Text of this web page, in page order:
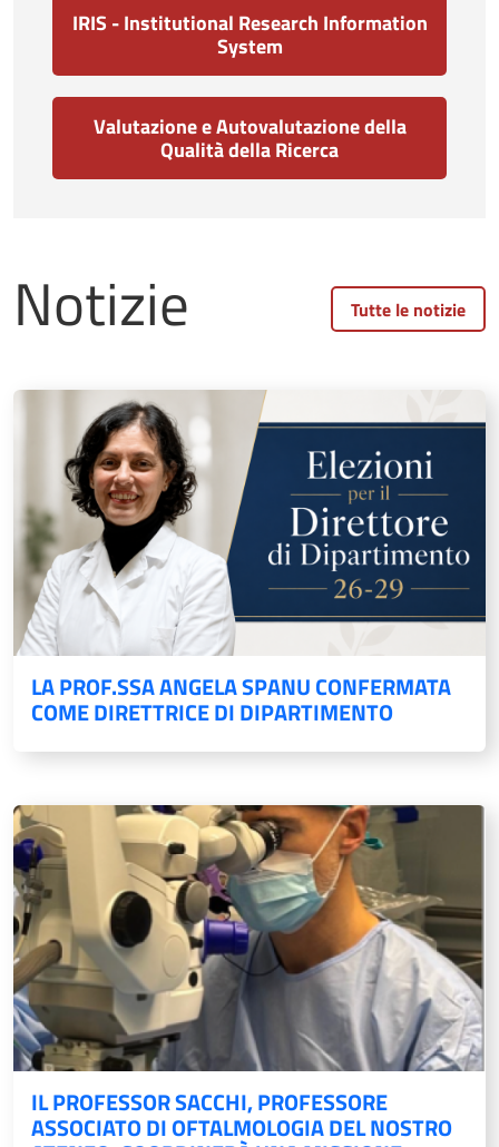
IRIS - Institutional Research Information
System
Valutazione e Autovalutazione della
Qualità della Ricerca
Notizie
LA PROF.SSA ANGELA SPANU CONFERMATA
COME DIRETTRICE DI DIPARTIMENTO
IL PROFESSOR SACCHI, PROFESSORE
ASSOCIATO DI OFTALMOLOGIA DEL NOSTRO
Tutte le notizie